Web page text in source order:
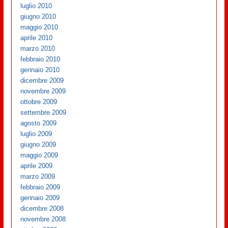
luglio 2010
giugno 2010
maggio 2010
aprile 2010
marzo 2010
febbraio 2010
gennaio 2010
dicembre 2009
novembre 2009
ottobre 2009
settembre 2009
agosto 2009
luglio 2009
giugno 2009
maggio 2009
aprile 2009
marzo 2009
febbraio 2009
gennaio 2009
dicembre 2008
novembre 2008